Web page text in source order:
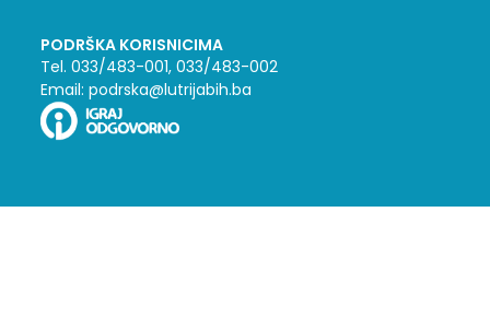
PODRŠKA KORISNICIMA
Tel. 033/483-001, 033/483-002
Email: podrska@lutrijabih.ba